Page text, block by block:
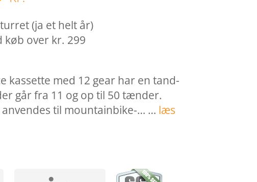
(ja et helt år)
køb over kr. 299
kassette med 12 gear har en tand-
går fra 11 og op til 50 tænder.
anvendes til mountainbike-… … læs